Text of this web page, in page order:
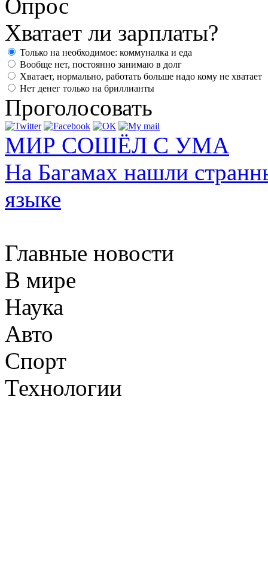
Опрос
Хватает ли зарплаты?
Только на необходимое: коммуналка и еда
Вообще нет, постоянно занимаю в долг
Хватает, нормально, работать больше надо кому не хватает
Нет денег только на бриллианты
Проголосовать
МИР СОШЁЛ С УМА
На Багамах нашли
языке
Главные новости
В мире
Наука
Авто
Спорт
Технологии